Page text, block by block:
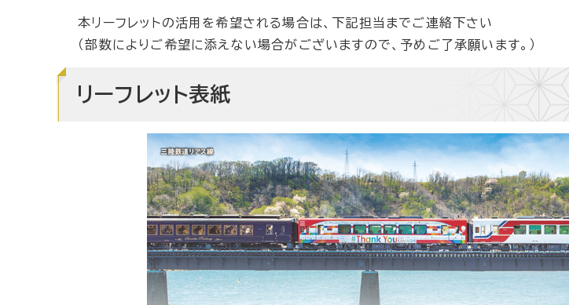
本リーフレットの活用を希望される場合は、下記担当までご連絡下さい
（部数によりご希望に添えない場合がございますので、予めご了承願います。）
リーフレット表紙